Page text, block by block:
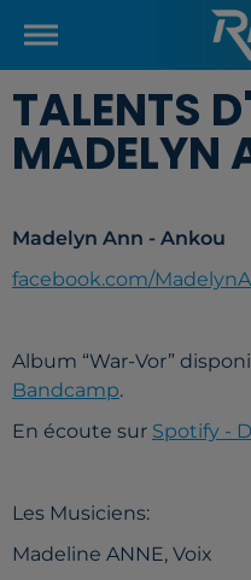
TALENTS
MADELYN
Madelyn Ann - Ankou
facebook.com/
Album “War-Vor”
Bandcamp.
En écoute sur Spotify -
Les Musiciens:
Madeline ANNE, Voix